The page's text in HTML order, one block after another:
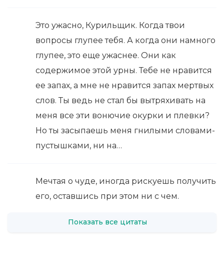
Это ужасно, Курильщик. Когда твои
вопросы глупее тебя. А когда они намного
глупее, это еще ужаснее. Они как
содержимое этой урны. Тебе не нравится
ее запах, а мне не нравится запах мертвых
слов. Ты ведь не стал бы вытряхивать на
меня все эти вонючие окурки и плевки?
Но ты засыпаешь меня гнилыми словами-
пустышками, ни на…
Мечтая о чуде, иногда рискуешь получить
его, оставшись при этом ни с чем.
Показать все цитаты